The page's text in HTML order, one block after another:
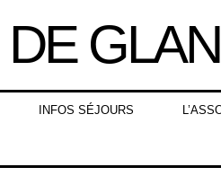
INFOS SÉJOURS